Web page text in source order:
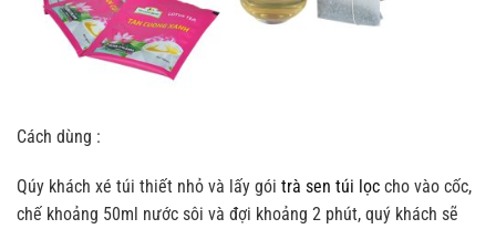
Cách dùng :
Qúy khách xé túi thiết nhỏ và lấy gói trà sen túi lọc cho vào cốc,
chế khoảng 50ml nước sôi và đợi khoảng 2 phút, quý khách sẽ